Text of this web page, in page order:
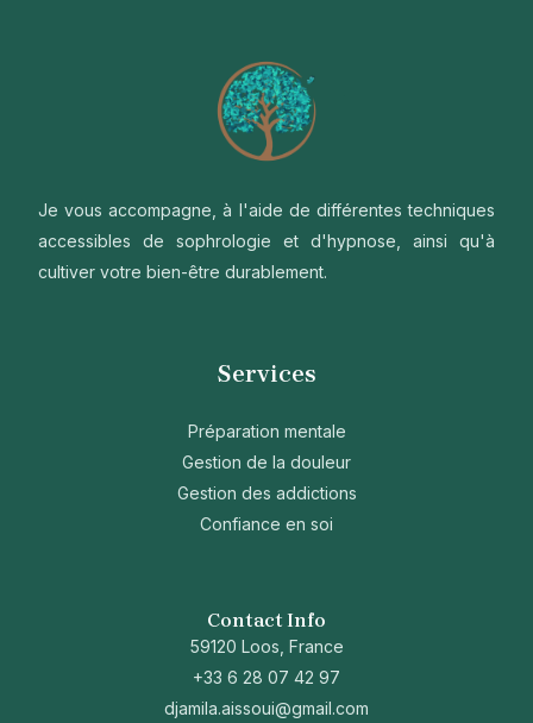
Je vous accompagne, à l'aide de différentes techniques
accessibles de sophrologie et d'hypnose, ainsi qu'à
cultiver votre bien-être durablement.
Services
Préparation mentale
Gestion de la douleur
Gestion des addictions
Confiance en soi
Contact Info
59120 Loos, France
+33 6 28 07 42 97
djamila.aissoui@gmail.com